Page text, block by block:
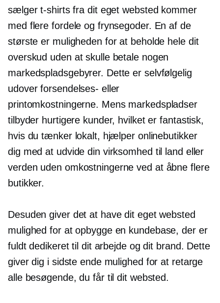
sælgert-shirtsfra dit eget websted kommer
med flere fordele og frynsegoder. En af de
største er muligheden for at beholde hele dit
overskud uden at skulle betale nogen
markedspladsgebyrer. Dette er selvfølgelig
udover forsendelses- eller
printomkostningerne. Mens markedspladser
tilbyder hurtigere kunder, hvilket er fantastisk,
hvis du tænker lokalt, hjælper onlinebutikker
dig med at udvide din virksomhed til land eller
verden uden omkostningerne ved at åbne flere
butikker.
Desuden giver det at have dit eget websted
mulighed for at opbygge en kundebase, der er
fuldt dedikeret til dit arbejde og dit brand. Dette
giver dig i sidste ende mulighed for at retarge
alle besøgende, du får til dit websted.